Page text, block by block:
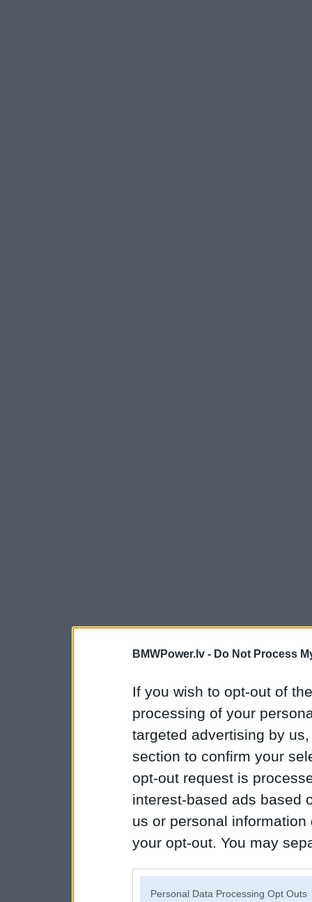
BMWPower.lv - Do Not Process
If you wish to opt-out of
processing of your
targeted advertising by
section to confirm your
opt-out request is
interest-based ads based
us or personal
your opt-out. You may
Personal Data Processing Opt Outs